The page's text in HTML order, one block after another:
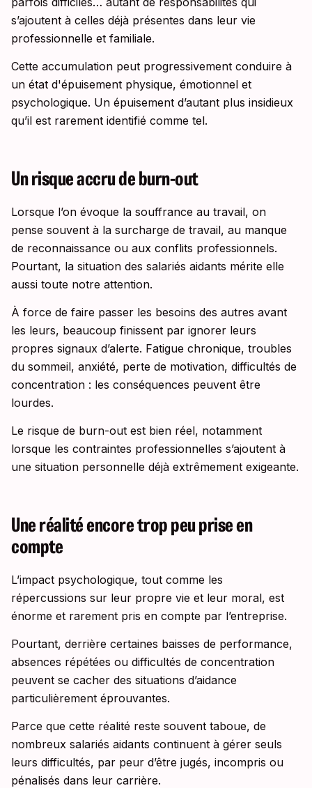
s’ajoutent à celles déjà présentes dans leur vie
professionnelle et familiale.
Cette accumulation peut progressivement conduire à
un état d'épuisement physique, émotionnel et
psychologique. Un épuisement d’autant plus insidieux
qu’il est rarement identifié comme tel.
Un risque accru de burn-out
Lorsque l’on évoque la souffrance au travail, on
pense souvent à la surcharge de travail, au manque
de reconnaissance ou aux conflits professionnels.
Pourtant, la situation des salariés aidants mérite elle
aussi toute notre attention.
À force de faire passer les besoins des autres avant
les leurs, beaucoup finissent par ignorer leurs
propres signaux d’alerte. Fatigue chronique, troubles
du sommeil, anxiété, perte de motivation, difficultés de
concentration : les conséquences peuvent être
lourdes.
Le risque de burn-out est bien réel, notamment
lorsque les contraintes professionnelles s’ajoutent à
une situation personnelle déjà extrêmement exigeante.
Une réalité encore trop peu prise en
compte
L’impact psychologique, tout comme les
répercussions sur leur propre vie et leur moral, est
énorme et rarement pris en compte par l’entreprise.
Pourtant, derrière certaines baisses de performance,
absences répétées ou difficultés de concentration
peuvent se cacher des situations d’aidance
particulièrement éprouvantes.
Parce que cette réalité reste souvent taboue, de
nombreux salariés aidants continuent à gérer seuls
leurs difficultés, par peur d’être jugés, incompris ou
pénalisés dans leur carrière.